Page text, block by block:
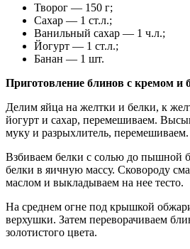
Творог — 150 г;
Сахар — 1 ст.л.;
Ванильный сахар — 1 ч.л.;
Йогурт — 1 ст.л.;
Банан — 1 шт.
Приготовление блинов с кремом и
Делим яйца на желтки и белки, к
йогурт и сахар, перемешиваем.
муку и разрыхлитель, перемешиваем.
Взбиваем белки с солью до пышной
белки в яичную массу. Сковороду
маслом и выкладываем на нее тесто.
На среднем огне под крышкой
верхушки. Затем переворачиваем
золотистого цвета.